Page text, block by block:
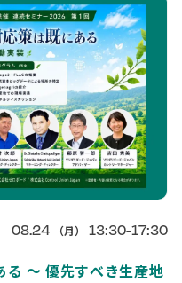
08.24 （月） 13:30-17:30
～ 優先すべき生産地